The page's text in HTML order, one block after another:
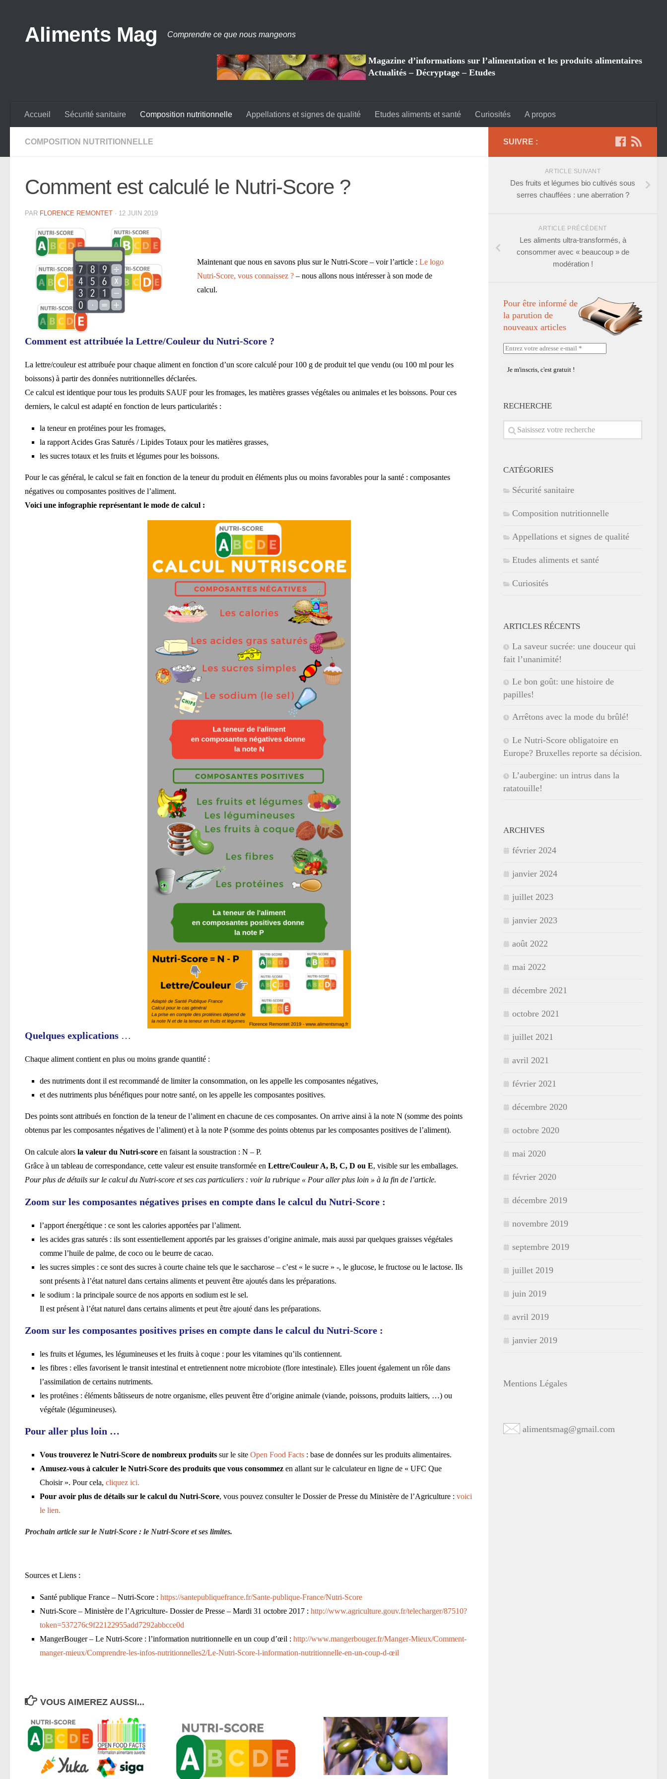
Aliments Mag Comprendre ce que nous mangeons
Magazine d’informations sur l’alimentation et les produits alimentaires
Actualités – Décryptage – Etudes
Accueil Sécurité sanitaire Composition nutritionnelle Appellations et signes de qualité Etudes aliments et santé Curiosités A propos
COMPOSITION NUTRITIONNELLE
Comment est calculé le Nutri-Score ?
PAR FLORENCE REMONTET · 12 JUIN 2019
Maintenant que nous en savons plus sur le Nutri-Score – voir l’article : Le logo
Nutri-Score, vous connaissez ?– nous allons nous intéresser à son mode de
calcul.
Comment est attribuée la Lettre/Couleur du Nutri-Score ?
La lettre/couleur est attribuée pour chaque aliment en fonction d’un score calculé pour 100 g de produit tel que vendu (ou 100 ml pour les
boissons) à partir des données nutritionnelles déclarées.
Ce calcul est identique pour tous les produits SAUF pour les fromages, les matières grasses végétales ou animales et les boissons. Pour ces
derniers, le calcul est adapté en fonction de leurs particularités :
la teneur en protéines pour les fromages,
la rapport Acides Gras Saturés / Lipides Totaux pour les matières grasses,
les sucres totaux et les fruits et légumes pour les boissons.
Pour le cas général, le calcul se fait en fonction de la teneur du produit en éléments plus ou moins favorables pour la santé : composantes
négatives ou composantes positives de l’aliment.
Voici une infographie représentant le mode de calcul :
Quelques explications …
Chaque aliment contient en plus ou moins grande quantité :
des nutriments dont il est recommandé de limiter la consommation, on les appelle les composantes négatives,
et des nutriments plus bénéfiques pour notre santé, on les appelle les composantes positives.
Des points sont attribués en fonction de la teneur de l’aliment en chacune de ces composantes. On arrive ainsi à la note N (somme des points
obtenus par les composantes négatives de l’aliment) et à la note P (somme des points obtenus par les composantes positives de l’aliment).
On calcule alors la valeur du Nutri-score en faisant la soustraction : N – P.
Grâce à un tableau de correspondance, cette valeur est ensuite transformée en Lettre/Couleur A, B, C, D ou E, visible sur les emballages.
Pour plus de détails sur le calcul du Nutri-score et ses cas particuliers : voir la rubrique « Pour aller plus loin » à la fin de l’article.
Zoom sur les composantes négatives prises en compte dans le calcul du Nutri-Score :
l’apport énergétique : ce sont les calories apportées par l’aliment.
les acides gras saturés : ils sont essentiellement apportés par les graisses d’origine animale, mais aussi par quelques graisses végétales
comme l’huile de palme, de coco ou le beurre de cacao.
les sucres simples : ce sont des sucres à courte chaine tels que le saccharose – c’est « le sucre » -, le glucose, le fructose ou le lactose. Ils
sont présents à l’état naturel dans certains aliments et peuvent être ajoutés dans les préparations.
le sodium : la principale source de nos apports en sodium est le sel.
Il est présent à l’état naturel dans certains aliments et peut être ajouté dans les préparations.
Zoom sur les composantes positives prises en compte dans le calcul du Nutri-Score :
les fruits et légumes, les légumineuses et les fruits à coque : pour les vitamines qu’ils contiennent.
les fibres : elles favorisent le transit intestinal et entretiennent notre microbiote (flore intestinale). Elles jouent également un rôle dans
l’assimilation de certains nutriments.
les protéines : éléments bâtisseurs de notre organisme, elles peuvent être d’origine animale (viande, poissons, produits laitiers, …) ou
végétale (légumineuses).
Pour aller plus loin …
Vous trouverez le Nutri-Score de nombreux produits sur le site Open Food Facts : base de données sur les produits alimentaires.
Amusez-vous à calculer le Nutri-Score des produits que vous consommez en allant sur le calculateur en ligne de « UFC Que
Choisir ». Pour cela, cliquez ici.
Pour avoir plus de détails sur le calcul du Nutri-Score, vous pouvez consulter le Dossier de Presse du Ministère de l’Agriculture : voici
le lien.
Prochain article sur le Nutri-Score : le Nutri-Score et ses limites.
Sources et Liens :
Santé publique France – Nutri-Score : https://santepubliquefrance.fr/Sante-publique-France/Nutri-Score
Nutri-Score – Ministère de l’Agriculture- Dossier de Presse – Mardi 31 octobre 2017 : http://www.agriculture.gouv.fr/telecharger/87510?
token=537276c9f22122955add7292abbcce0d
MangerBouger – Le Nutri-Score : l’information nutritionnelle en un coup d’œil : http://www.mangerbouger.fr/Manger-Mieux/Comment-
manger-mieux/Comprendre-les-infos-nutritionnelles2/Le-Nutri-Score-l-information-nutritionnelle-en-un-coup-d-œil
VOUS AIMEREZ AUSSI...
SUIVRE :
ARTICLE SUIVANT
Des fruits et légumes bio cultivés sous
serres chauffées : une aberration ?
ARTICLE PRÉCÉDENT
Les aliments ultra-transformés, à
consommer avec « beaucoup » de
modération !
Pour être informé de
la parution de
nouveaux articles
Entrez
votre
adresse
RECHERCHE
CATÉGORIES
Sécurité sanitaire
Composition nutritionnelle
Appellations et signes de qualité
Etudes aliments et santé
Curiosités
ARTICLES RÉCENTS
La saveur sucrée: une douceur qui
fait l’unanimité!
Le bon goût: une histoire de
papilles!
Arrêtons avec la mode du brûlé!
Le Nutri-Score obligatoire en
Europe? Bruxelles reporte sa décision.
L’aubergine: un intrus dans la
ratatouille!
ARCHIVES
février 2024
janvier 2024
juillet 2023
janvier 2023
août 2022
mai 2022
décembre 2021
octobre 2021
juillet 2021
avril 2021
février 2021
décembre 2020
octobre 2020
mai 2020
février 2020
décembre 2019
novembre 2019
septembre 2019
juillet 2019
juin 2019
avril 2019
janvier 2019
Mentions Légales
alimentsmag@gmail.com